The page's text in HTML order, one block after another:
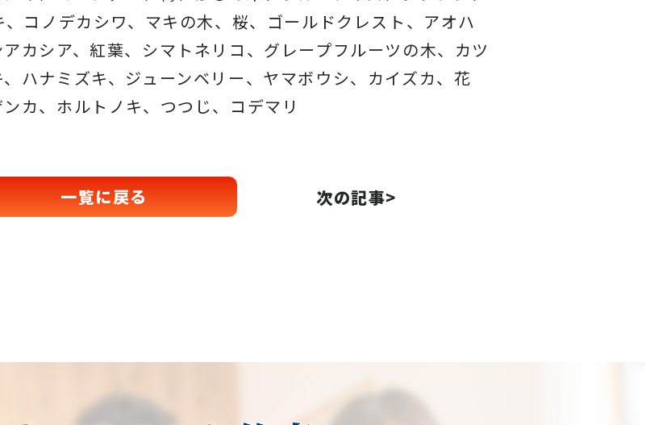
コノデカシワ、マキの木、桜、ゴールドクレスト、アオハ
カシア、紅葉、シマトネリコ、グレープフルーツの木、カツ
ハナミズキ、ジューンベリー、ヤマボウシ、カイズカ、花
カ、ホルトノキ、つつじ、コデマリ
一覧に戻る 次の記事>